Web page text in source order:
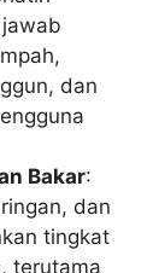
dan
Bakar:
dan
tingkat
terutama